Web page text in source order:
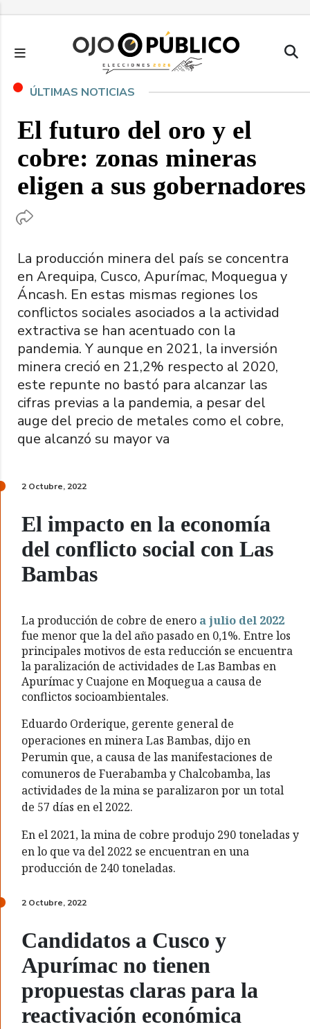
principal
ÚLTIMAS NOTICIAS
El futuro del oro y el
cobre: zonas mineras
eligen a sus gobernadores
La producción minera del país se concentra
en Arequipa, Cusco, Apurímac, Moquegua y
Áncash. En estas mismas regiones los
conflictos sociales asociados a la actividad
extractiva se han acentuado con la
pandemia. Y aunque en 2021, la inversión
minera creció en 21,2% respecto al 2020,
este repunte no bastó para alcanzar las
cifras previas a la pandemia, a pesar del
auge del precio de metales como el cobre,
que alcanzó su mayor va
2 Octubre, 2022
El impacto en la economía
del conflicto social con Las
Bambas
La producción de cobre de enero a julio del 2022
fue menor que la del año pasado en 0,1%. Entre los
principales motivos de esta reducción se encuentra
la paralización de actividades de Las Bambas en
Apurímac y Cuajone en Moquegua a causa de
conflictos socioambientales.
Eduardo Orderique, gerente general de
operaciones en minera Las Bambas, dijo en
Perumin que, a causa de las manifestaciones de
comuneros de Fuerabamba y Chalcobamba, las
actividades de la mina se paralizaron por un total
de 57 días en el 2022.
En el 2021, la mina de cobre produjo 290 toneladas y
en lo que va del 2022 se encuentran en una
producción de 240 toneladas.
2 Octubre, 2022
Candidatos a Cusco y
Apurímac no tienen
propuestas claras para la
reactivación económica